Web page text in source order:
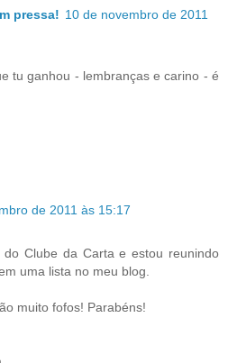
pressa! 10 de novembro de 2011
tu ganhou - lembranças e carino - é
de 2011 às 15:17
Clube da Carta e estou reunindo
uma lista no meu blog.
muito fofos! Parabéns!